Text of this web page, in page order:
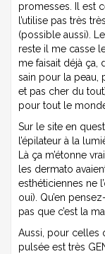
promesses. Il est
l’utilise pas très
(possible aussi).
reste il me casse
me faisait déjà ça,
sain pour la peau,
et pas cher du
pour tout le
Sur le site en
l’épilateur à la
Là ça m’étonne
les dermato
esthéticiennes ne
oui). Qu’en
pas que c’est la
Aussi, pour celles
pulsée est très